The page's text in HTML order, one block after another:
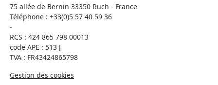
75 allée de Bernin 33350 Ruch - France
Téléphone : +33(0)5 57 40 59 36
-
RCS : 424 865 798 00013
code APE : 513 J
TVA : FR43424865798
Gestion des cookies